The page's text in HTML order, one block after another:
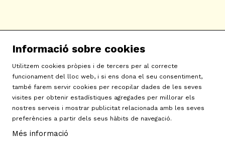
c/ Neopàtria, 54
08030 Barcelona
info@sat-teatre.cat | 933457930
Sitemap | Avís Legal | Ús de Cookies | Contactar
Política de privacitat | Declaració d'accessibilitat
Informació sobre cookies
Utilitzem cookies pròpies i de tercers per al correcte
funcionament del lloc web, i si ens dona el seu consentiment,
també farem servir cookies per recopilar dades de les seves
visites per obtenir estadístiques agregades per millorar els
nostres serveis i mostrar publicitat relacionada amb les seves
preferències a partir dels seus hàbits de navegació.
Més informació